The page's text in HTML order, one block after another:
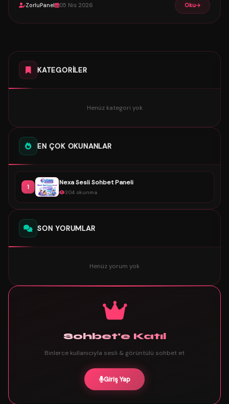
ZorluPanel 05 Nis 2026 Oku
KATEGORILER
Henüz kategori yok
EN ÇOK OKUNANLAR
1
Nexa Sesli Sohbet Paneli
304 okunma
SON YORUMLAR
Henüz yorum yok
Sohbet'e Katıl
Binlerce kullanıcıyla sesli & görüntülü sohbet et
Giriş Yap